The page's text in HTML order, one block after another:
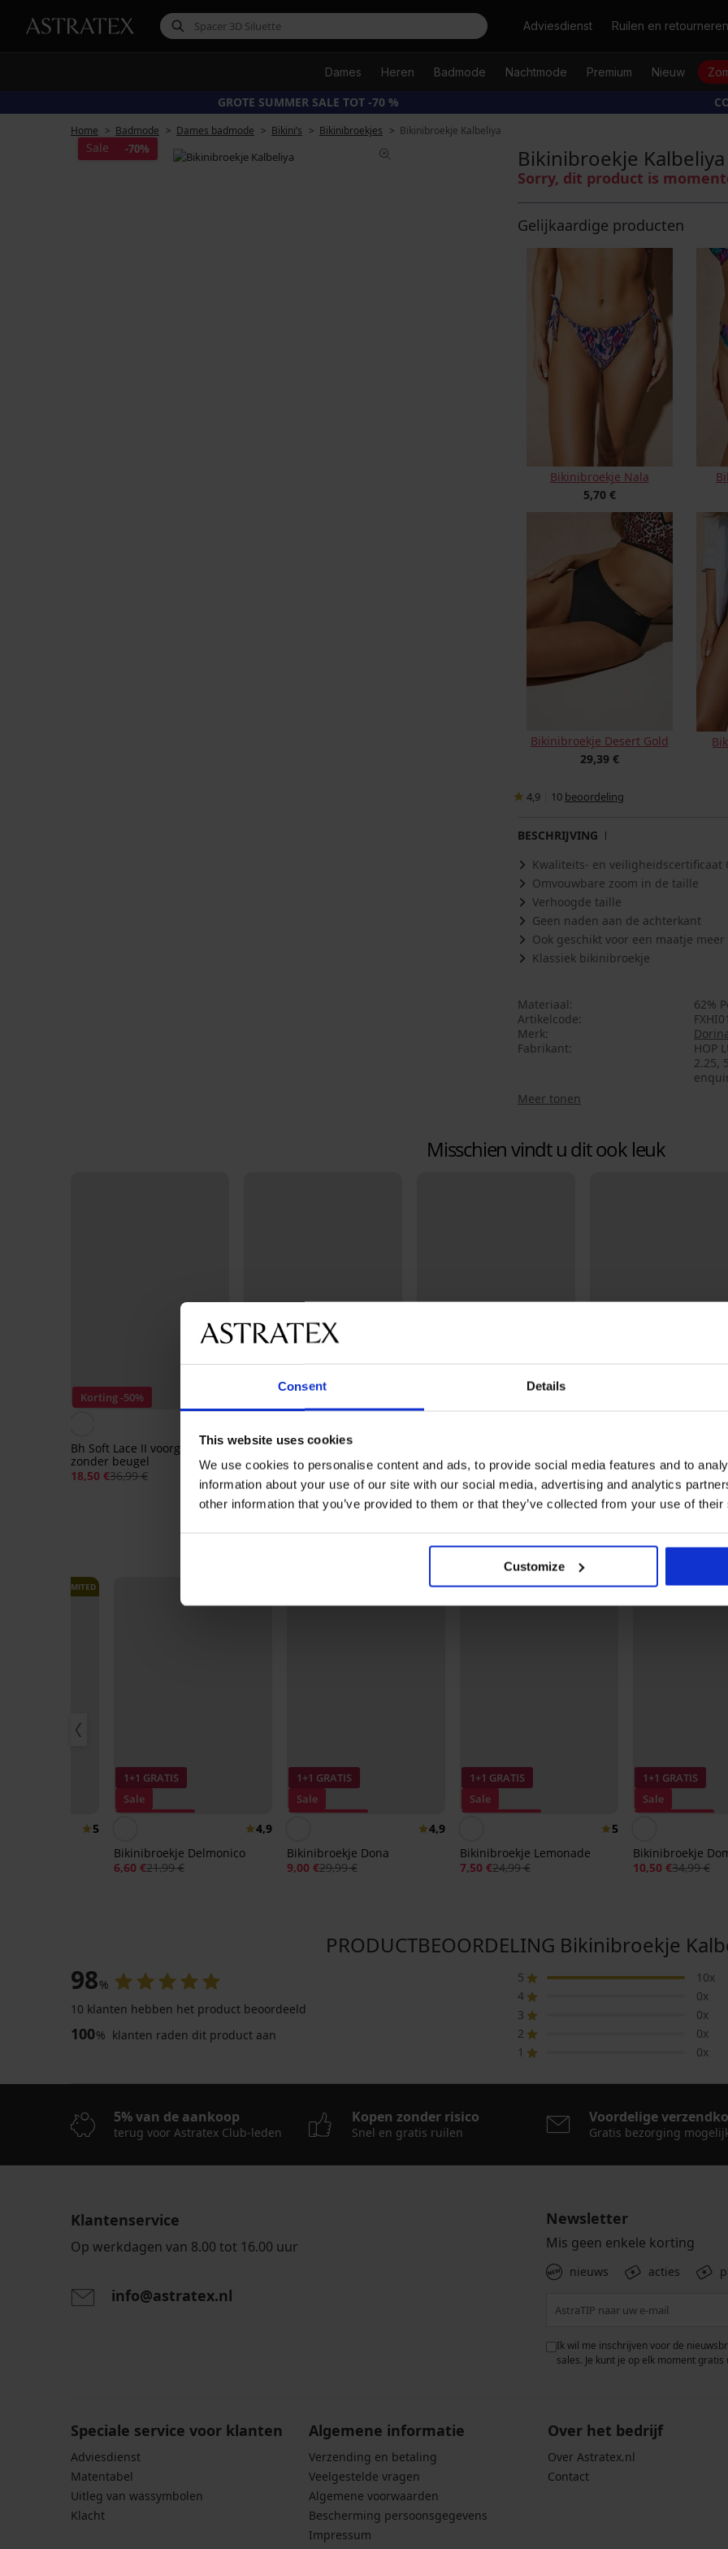
Consent Details
This website uses cookies
We use cookies to personalise content and ads, to provide social media features and to
information about your use of our site with our social media, advertising and analytics
other information that you’ve provided to them or that they’ve collected from your use of
Customize
ZoekenAdviesdienst Ruilen en retourneren
Dames Heren Badmode Nachtmode Premium Nieuw
GROTE SUMMER SALE TOT -70 %
Home Badmode Dames badmode Bikini’s Bikinibroekjes Bikinibroekje Kalbeliya
Sale -70% Bikinibroekje Kalbeliya
Sorry, dit product is
Gelijkaardige producten
Bikinibroekje Nala
5,70 €
Bikinibroekje Desert Gold
29,39 €
4,9 10 beoordeling
BESCHRIJVING
Kwaliteits- en veiligheidscertificaat
Omvouwbare zoom in de taille
Verhoogde taille
Geen naden aan de achterkant
Ook geschikt voor een maatje meer
Klassiek bikinibroekje
Materiaal
62%
Artikelcode
Merk
Fabrikant
HOP
2.25,
Meer tonen
Misschien vindt u dit ook leuk
Korting -50%
Bh Soft Lace II voorgevormd
zonder beugel
18,50 €36,99 €
Bh Simplicity T-Shirt Bra
voorgevormd
26,99 €
Bh Spacer 3D Lady Grace
New
62,99 €
gladmakend
40,99 €
32,79 €
BRA20
Ontdek vergelijkbare stukken
LIMITED
5
1+1 GRATIS
Sale
4,9
Bikinibroekje Delmonico
6,60 €21,99 €
1+1 GRATIS
Sale
LIMITED
4,9
Bikinibroekje Dona
9,00 €29,99 €
1+1 GRATIS
Sale
LIMITED
5
Bikinibroekje Lemonade
7,50 €24,99 €
1+1 GRATIS
Sale
Bikinibroekje
10,50 €34,99 €
PRODUCTBEOORDELING Bikinibroekje
98%
10 klanten hebben het product beoordeeld
100% klanten raden dit product aan
5
10x
4
0x
3
0x
2
0x
1
0x
5% van de aankoop
terug voor Astratex Club-leden
Kopen zonder risico
Snel en gratis ruilen
Voordelige
Gratis bezorging
Klantenservice
Op werkdagen van 8.00 tot 16.00 uur
info@astratex.nl
Newsletter
Mis geen enkele korting
nieuws acties
Ik wil me inschrijven voor de
sales. Je kunt je op elk moment gratis
Speciale service voor klanten
Adviesdienst
Matentabel
Uitleg van wassymbolen
Klacht
Algemene informatie
Verzending en betaling
Veelgestelde vragen
Algemene voorwaarden
Bescherming persoonsgegevens
Impressum
Over het bedrijf
Over Astratex.nl
Contact